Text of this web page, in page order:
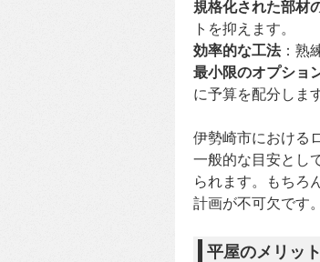
規格化された部材
トを抑えます。
効率的な工法：熟
最小限のオプショ
に予算を配分しま
伊勢崎市における
一般的な目安とし
られます。もちろ
計画が不可欠です。
平屋のメリッ